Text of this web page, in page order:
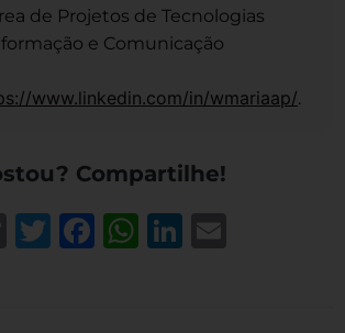
de Projetos de Tecnologias
e Comunicação
www.linkedin.com/in/wmariaap/.
Compartilhe!
CopyTwitter
Facebook
WhatsApp
LinkedIn